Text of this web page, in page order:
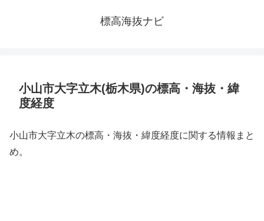
標高海抜ナビ
小山市大字立木(栃木県)の標高・海抜・緯
度経度
小山市大字立木の標高・海抜・緯度経度に関する情報まと
め。